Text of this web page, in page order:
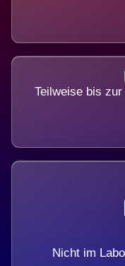
Teilweise bis
Nicht im